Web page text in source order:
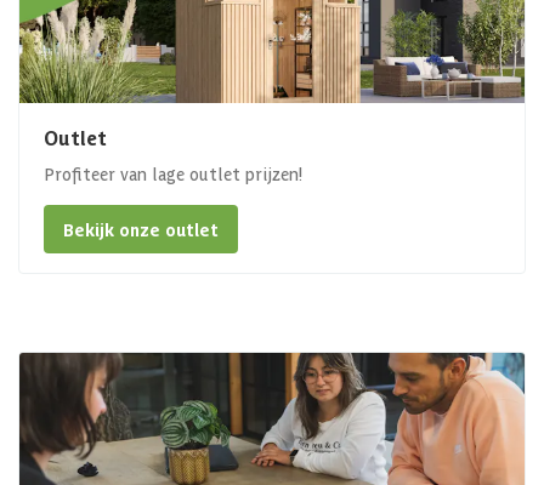
Outlet
Profiteer van lage outlet prijzen!
Bekijk onze outlet